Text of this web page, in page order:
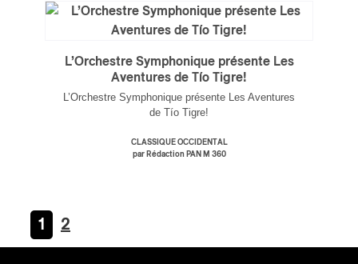
L’Orchestre Symphonique présente Les
Aventures de Tío Tigre!
L’Orchestre Symphonique présente Les Aventures
de Tío Tigre!
CLASSIQUE OCCIDENTAL
par Rédaction PAN M 360
1 2